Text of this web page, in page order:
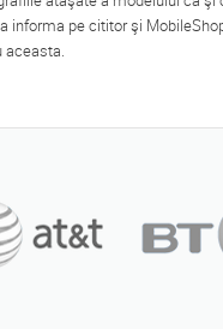
informa pe cititor şi
aceasta.